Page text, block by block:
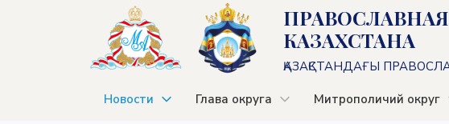
КАЗАХСТАНА
ҚАЗАҚСТАНДАҒЫ
Новости Глава округа Митрополичий округ